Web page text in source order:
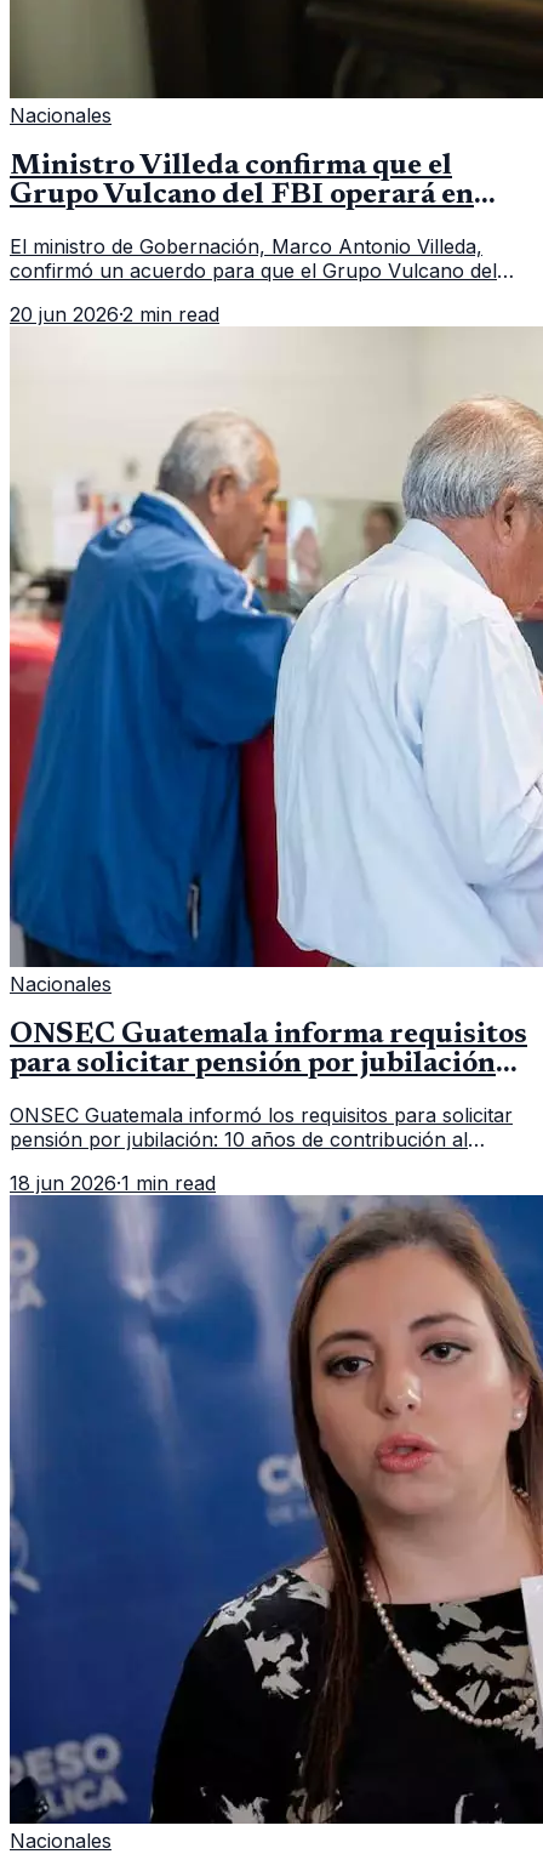
Nacionales
Ministro Villeda confirma que el
Grupo Vulcano del FBI operará en
El ministro de Gobernación, Marco Antonio Villeda,
confirmó un acuerdo para que el Grupo Vulcano del
fallido con la administración anterior del Ministerio
20 jun 2026·2 min read
Nacionales
ONSEC Guatemala informa requisitos
para solicitar pensión por jubilación
ONSEC Guatemala informó los requisitos para solicitar
pensión por jubilación: 10 años de contribución al
importar edad.
18 jun 2026·1 min read
Nacionales